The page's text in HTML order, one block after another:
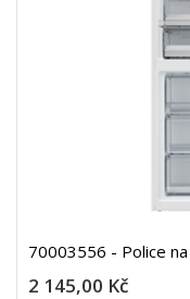
70003556 - Police
2 145,00 Kč